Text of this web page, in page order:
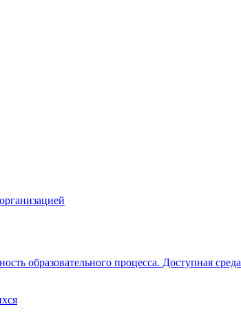
образовательного процесса. Доступная среда